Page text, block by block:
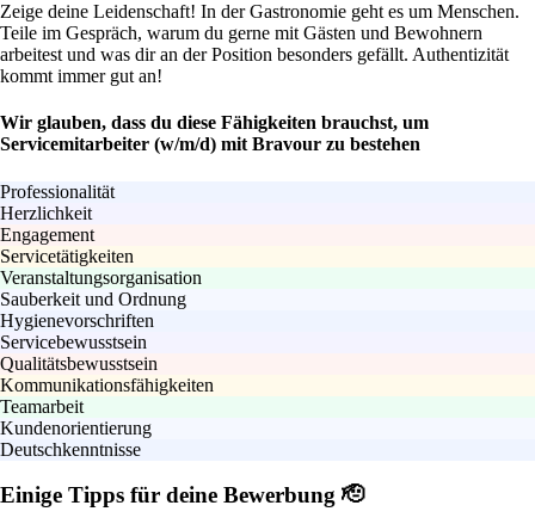
Zeige deine Leidenschaft! In der Gastronomie geht es um Menschen.
Teile im Gespräch, warum du gerne mit Gästen und Bewohnern
arbeitest und was dir an der Position besonders gefällt. Authentizität
kommt immer gut an!
Wir glauben, dass du diese Fähigkeiten brauchst, um
Servicemitarbeiter (w/m/d) mit Bravour zu bestehen
Professionalität
Herzlichkeit
Engagement
Servicetätigkeiten
Veranstaltungsorganisation
Sauberkeit und Ordnung
Hygienevorschriften
Servicebewusstsein
Qualitätsbewusstsein
Kommunikationsfähigkeiten
Teamarbeit
Kundenorientierung
Deutschkenntnisse
Einige Tipps für deine Bewerbung 🫡